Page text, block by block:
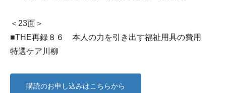
＜23面＞
■THE再録８６ 本人の力を引き出す福祉用具の費用
特選ケア川柳
購読のお申し込みはこちらから